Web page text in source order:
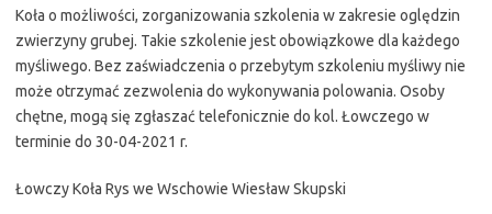
Koła o możliwości, zorganizowania szkolenia w zakresie oględzin
zwierzyny grubej. Takie szkolenie jest obowiązkowe dla każdego
myśliwego. Bez zaświadczenia o przebytym szkoleniu myśliwy nie
może otrzymać zezwolenia do wykonywania polowania. Osoby
chętne, mogą się zgłaszać telefonicznie do kol. Łowczego w
terminie do 30-04-2021 r.
Łowczy Koła Rys we Wschowie Wiesław Skupski